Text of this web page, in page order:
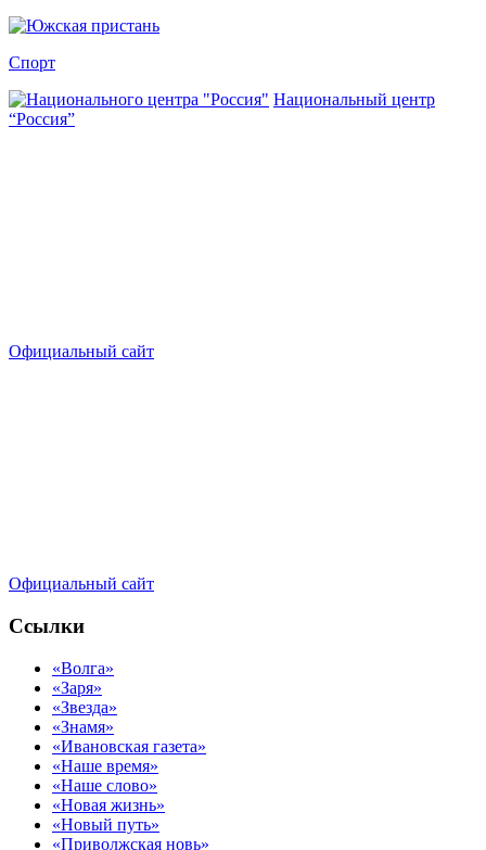
Спорт
Национальный центр
“Россия”
Официальный сайт
Официальный сайт
Ссылки
«Волга»
«Заря»
«Звезда»
«Знамя»
«Ивановская газета»
«Наше время»
«Наше слово»
«Новая жизнь»
«Новый путь»
«Приволжская новь»